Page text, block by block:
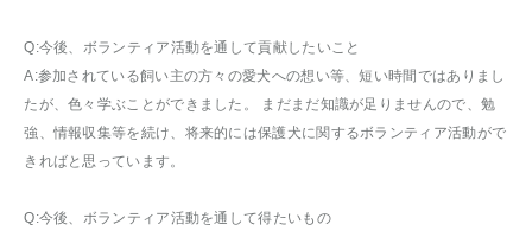
Q:今後、ボランティア活動を通して貢献したいこと
A:参加されている飼い主の方々の愛犬への想い等、短い時間ではありまし
たが、色々学ぶことができました。 まだまだ知識が足りませんので、勉
強、情報収集等を続け、将来的には保護犬に関するボランティア活動がで
きればと思っています。
Q:今後、ボランティア活動を通して得たいもの